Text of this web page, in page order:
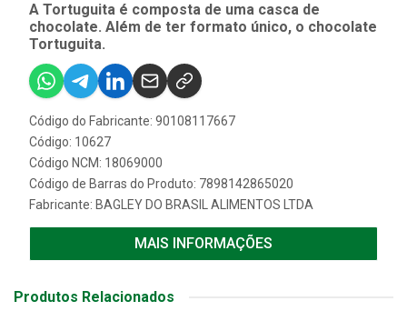
A Tortuguita é composta de uma casca de
chocolate. Além de ter formato único, o chocolate
Tortuguita.
Código do Fabricante: 90108117667
Código: 10627
Código NCM: 18069000
Código de Barras do Produto: 7898142865020
Fabricante: BAGLEY DO BRASIL ALIMENTOS LTDA
MAIS INFORMAÇÕES
Produtos Relacionados